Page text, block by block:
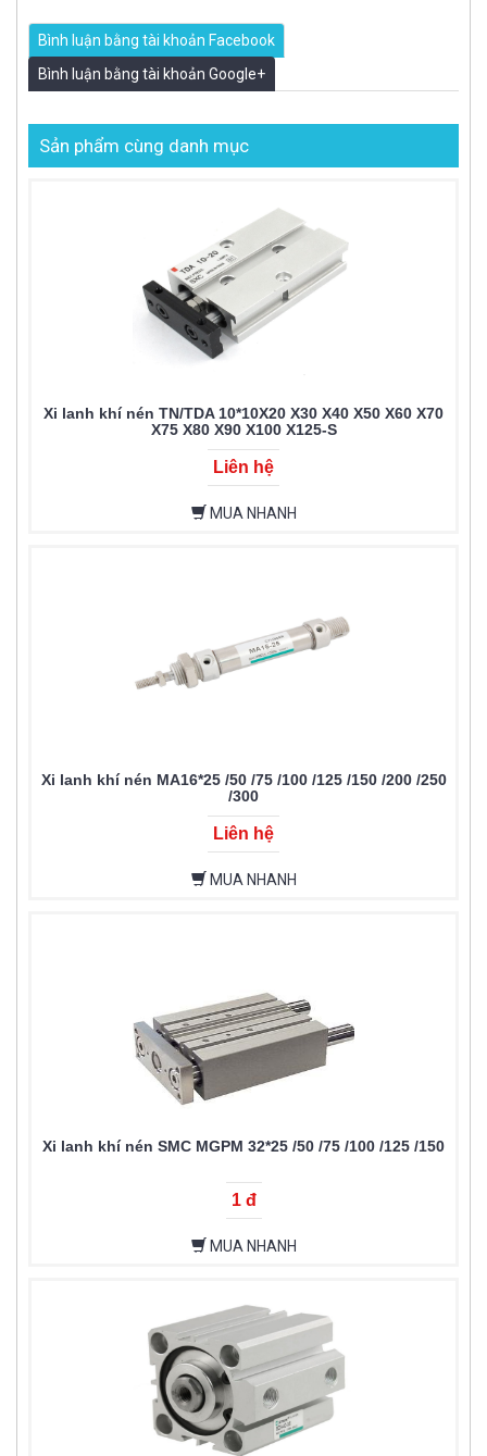
Bình luận bằng tài khoản Facebook
Bình luận bằng tài khoản Google+
Sản phẩm cùng danh mục
Xi lanh khí nén TN/TDA 10*10X20 X30 X40 X50 X60 X70
X75 X80 X90 X100 X125-S
Liên hệ
MUA NHANH
Xi lanh khí nén MA16*25 /50 /75 /100 /125 /150 /200 /250
/300
Liên hệ
MUA NHANH
Xi lanh khí nén SMC MGPM 32*25 /50 /75 /100 /125 /150
1 đ
MUA NHANH